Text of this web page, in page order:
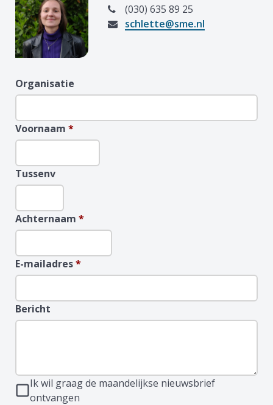
(030) 635 89 25
schlette@sme.nl
Organisatie
Voornaam *
Tussenv
Achternaam *
E-mailadres*
Bericht
Ik wil graag de maandelijkse nieuwsbrief
ontvangen